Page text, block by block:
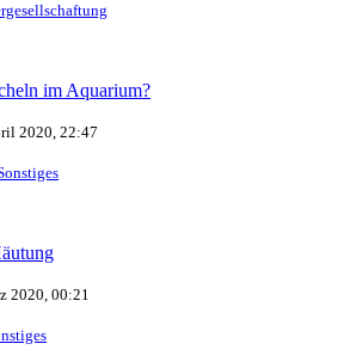
im Aquarium?
2020, 22:47
2020, 00:21